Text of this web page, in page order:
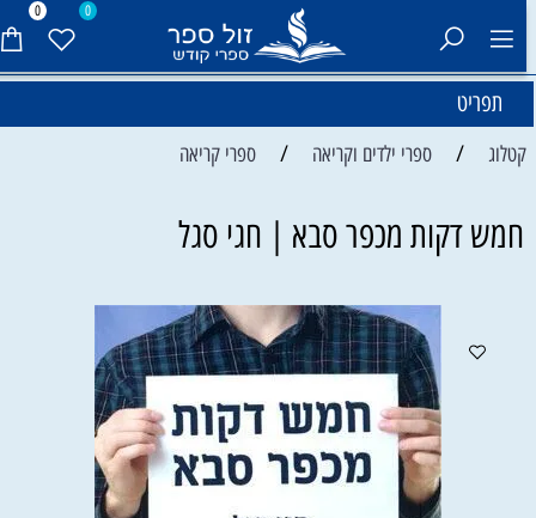
0 0
תפריט
קטלוג / ספרי ילדים וקריאה / ספרי קריאה
חמש דקות מכפר סבא | חגי סגל